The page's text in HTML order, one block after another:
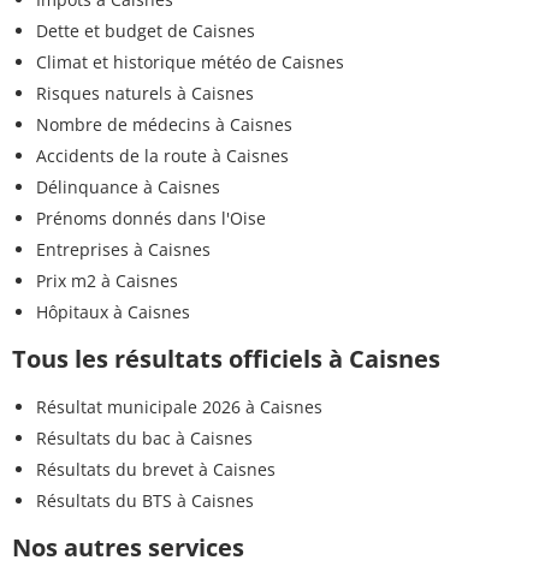
Dette et budget de Caisnes
Climat et historique météo de Caisnes
Risques naturels à Caisnes
Nombre de médecins à Caisnes
Accidents de la route à Caisnes
Délinquance à Caisnes
Prénoms donnés dans l'Oise
Entreprises à Caisnes
Prix m2 à Caisnes
Hôpitaux à Caisnes
Tous les résultats officiels à Caisnes
Résultat municipale 2026 à Caisnes
Résultats du bac à Caisnes
Résultats du brevet à Caisnes
Résultats du BTS à Caisnes
Nos autres services